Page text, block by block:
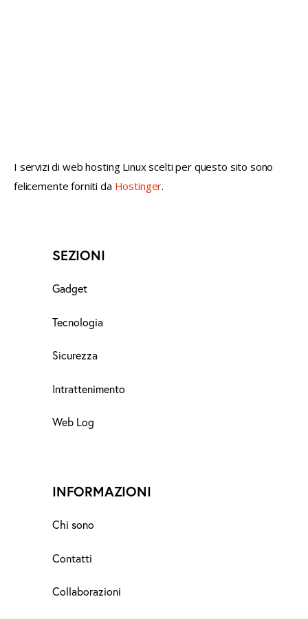
I servizi di web hosting Linux scelti per questo sito sono
felicemente forniti da Hostinger.
SEZIONI
Gadget
Tecnologia
Sicurezza
Intrattenimento
Web Log
INFORMAZIONI
Chi sono
Contatti
Collaborazioni